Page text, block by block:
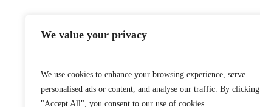
We value your privacy
We use cookies to enhance your browsing experience, serve
personalised ads or content, and analyse our traffic. By clicking
"Accept All", you consent to our use of cookies.